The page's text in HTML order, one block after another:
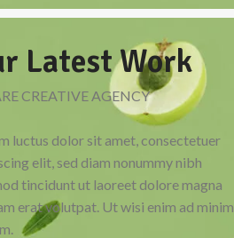
Latest Work
CREATIVE AGENCY
luctus dolor sit amet, consectetuer
elit, sed diam nonummy nibh
tincidunt ut laoreet dolore magna
erat volutpat. Ut wisi enim ad minim